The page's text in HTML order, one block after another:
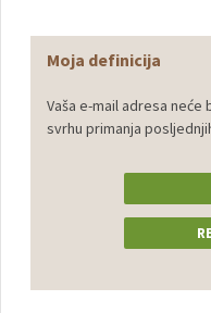
Moja definicija
Vaša e-mail adresa
svrhu primanja